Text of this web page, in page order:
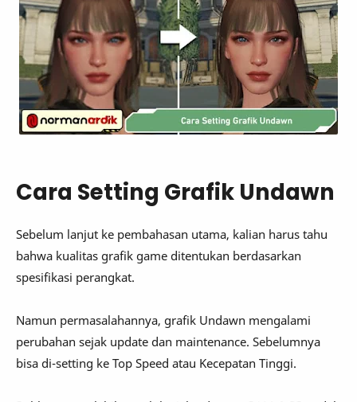
Cara Setting Grafik Undawn
Sebelum lanjut ke pembahasan utama, kalian harus tahu
bahwa kualitas grafik game ditentukan berdasarkan
spesifikasi perangkat.
Namun permasalahannya, grafik Undawn mengalami
perubahan sejak update dan maintenance. Sebelumnya
bisa di-setting ke Top Speed atau Kecepatan Tinggi.